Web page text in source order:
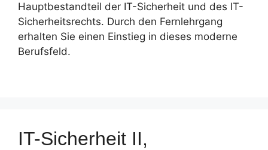
Hauptbestandteil der IT-Sicherheit und des IT-
Sicherheitsrechts. Durch den Fernlehrgang
erhalten Sie einen Einstieg in dieses moderne
Berufsfeld.
IT-Sicherheit II,